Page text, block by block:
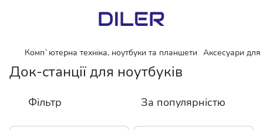
Комп`ютерна техніка, ноутбуки та планшети Аксесуари для
Док-станції для ноутбуків
Фільтр За популярністю